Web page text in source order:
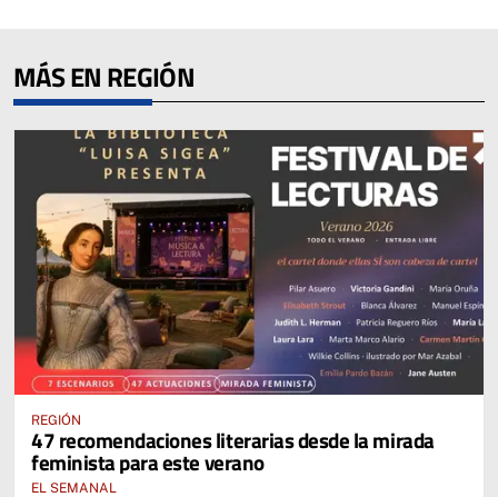
MÁS EN REGIÓN
REGIÓN
47 recomendaciones literarias desde la mirada
feminista para este verano
EL SEMANAL